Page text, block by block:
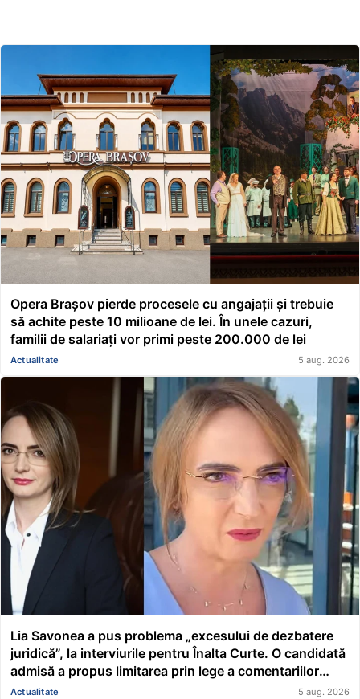
Opera Brașov pierde procesele cu angajații și trebuie
să achite peste 10 milioane de lei. În unele cazuri,
familii de salariați vor primi peste 200.000 de lei
Actualitate 5 aug. 2026
Lia Savonea a pus problema „excesului de dezbatere
juridică”, la interviurile pentru Înalta Curte. O candidată
admisă a propus limitarea prin lege a comentariilor
presei și societății civile în privința deciziilor instanțelor
Actualitate 5 aug. 2026